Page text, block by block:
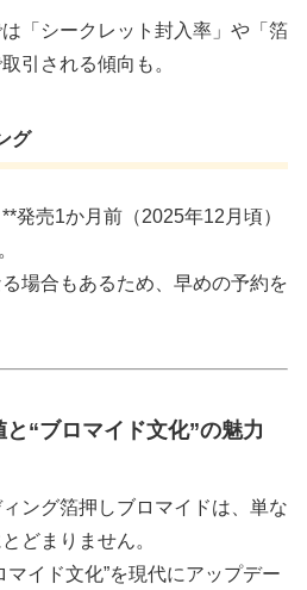
「シークレット封入率」や「箔
引される傾向も。
グ
発売1か月前（2025年12月頃）
場合もあるため、早めの予約を
“ブロマイド文化”の魅力
ング箔押しブロマイドは、単な
どまりません。
マイド文化”を現代にアップデー